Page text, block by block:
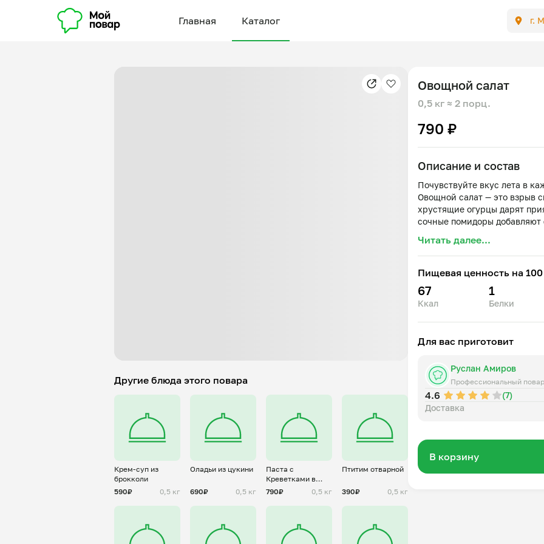
Главная Каталог г.
Другие блюда этого повара
Крем-суп из
брокколи
590₽
0,5 кг
Оладьи из цукини
690₽ 0,5 кг
Паста с
Креветками в
соусе песто
790₽ 0,5 кг
Птитим отварной
390₽ 0,5 кг
Овощной салат
0,5 кг ≈ 2 порц.
790 ₽
Описание и состав
Почувствуйте вкус лета в
Овощной салат — это взрыв
хрустящие огурцы дарят
сочные помидоры добавляют
Заправленный ароматным
приправленный солью,
компаньоном для шашлыка,
Читать далее...
Пищевая ценность на 100
67
Ккал
1
Белки
Для вас приготовит
Руслан Амиров
Профессиональный повар
4.6 (7)
Доставка
В корзину